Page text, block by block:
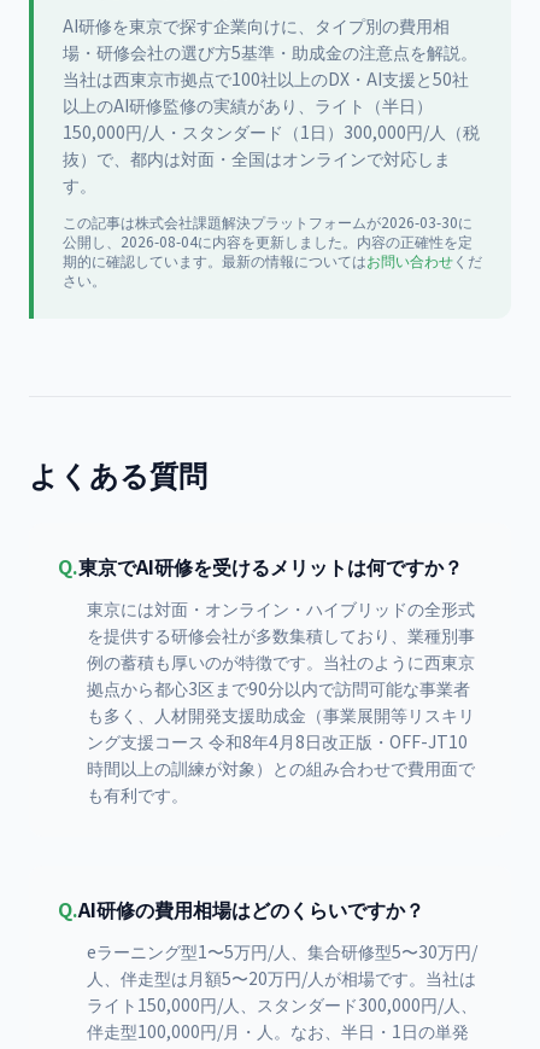
AI研修を東京で探す企業向けに、タイプ別の費用相
場・研修会社の選び方5基準・助成金の注意点を解説。
当社は西東京市拠点で100社以上のDX・AI支援と50社
以上のAI研修監修の実績があり、ライト（半日）
150,000円/人・スタンダード（1日）300,000円/人（税
抜）で、都内は対面・全国はオンラインで対応しま
す。
この記事は株式会社課題解決プラットフォームが2026-03-30に
公開し、2026-08-04に内容を更新しました。内容の正確性を定
期的に確認しています。最新の情報についてはお問い合わせくだ
さい。
よくある質問
Q.東京でAI研修を受けるメリットは何ですか？
東京には対面・オンライン・ハイブリッドの全形式
を提供する研修会社が多数集積しており、業種別事
例の蓄積も厚いのが特徴です。当社のように西東京
拠点から都心3区まで90分以内で訪問可能な事業者
も多く、人材開発支援助成金（事業展開等リスキリ
ング支援コース 令和8年4月8日改正版・OFF-JT10
時間以上の訓練が対象）との組み合わせで費用面で
も有利です。
Q.AI研修の費用相場はどのくらいですか？
eラーニング型1〜5万円/人、集合研修型5〜30万円/
人、伴走型は月額5〜20万円/人が相場です。当社は
ライト150,000円/人、スタンダード300,000円/人、
伴走型100,000円/月・人。なお、半日・1日の単発